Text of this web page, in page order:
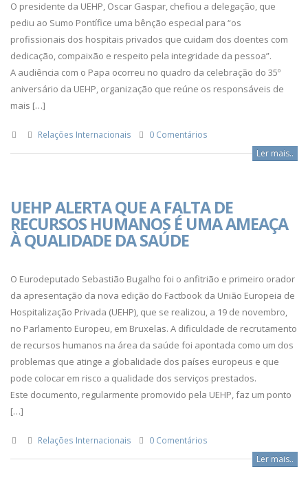
O presidente da UEHP, Oscar Gaspar, chefiou a delegação, que
pediu ao Sumo Pontífice uma bênção especial para “os
profissionais dos hospitais privados que cuidam dos doentes com
dedicação, compaixão e respeito pela integridade da pessoa”.
A audiência com o Papa ocorreu no quadro da celebração do 35º
aniversário da UEHP, organização que reúne os responsáveis de
mais […]
Relações Internacionais 0 Comentários
Ler mais..
UEHP ALERTA QUE A FALTA DE
RECURSOS HUMANOS É UMA AMEAÇA
À QUALIDADE DA SAÚDE
O Eurodeputado Sebastião Bugalho foi o anfitrião e primeiro orador
da apresentação da nova edição do Factbook da União Europeia de
Hospitalização Privada (UEHP), que se realizou, a 19 de novembro,
no Parlamento Europeu, em Bruxelas. A dificuldade de recrutamento
de recursos humanos na área da saúde foi apontada como um dos
problemas que atinge a globalidade dos países europeus e que
pode colocar em risco a qualidade dos serviços prestados.
Este documento, regularmente promovido pela UEHP, faz um ponto
[…]
Relações Internacionais 0 Comentários
Ler mais..